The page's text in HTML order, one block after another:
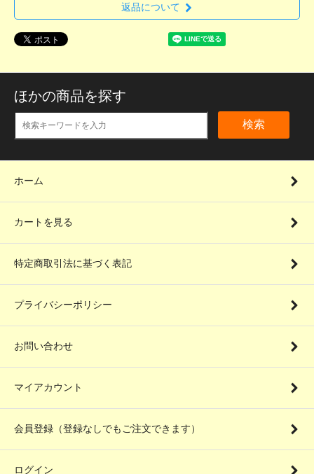
返品について
ほかの商品を探す
検索
ホーム
カートを見る
特定商取引法に基づく表記
プライバシーポリシー
お問い合わせ
マイアカウント
会員登録（登録なしでもご注文できます）
ログイン